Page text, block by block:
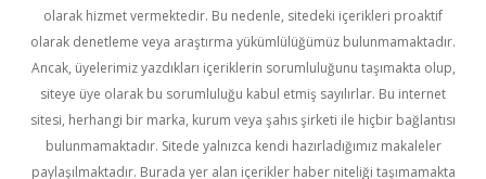
olarak hizmet vermektedir. Bu nedenle, sitedeki içerikleri proaktif
olarak denetleme veya araştırma yükümlülüğümüz bulunmamaktadır.
Ancak, üyelerimiz yazdıkları içeriklerin sorumluluğunu taşımakta olup,
siteye üye olarak bu sorumluluğu kabul etmiş sayılırlar. Bu internet
sitesi, herhangi bir marka, kurum veya şahıs şirketi ile hiçbir bağlantısı
bulunmamaktadır. Sitede yalnızca kendi hazırladığımız makaleler
paylaşılmaktadır. Burada yer alan içerikler haber niteliği taşımamakta